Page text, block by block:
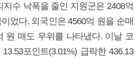
수 낙폭을 줄인 지원군은 2408억
었다. 외국인은 4560억 원을 순매
원 매도 우위를 나타냈다. 이날 코
포인트(3.01%) 급락한 436.13